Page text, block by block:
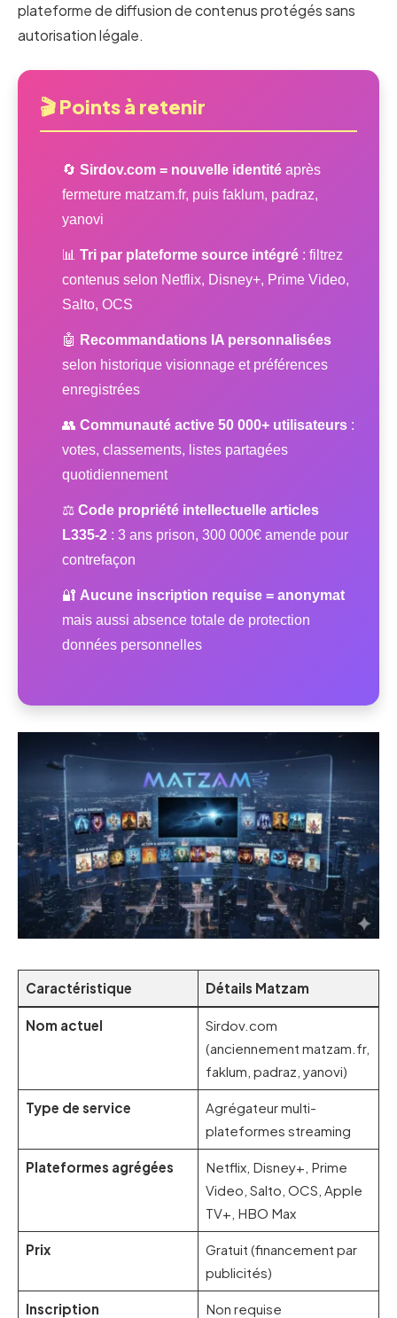
plateforme de diffusion de contenus protégés sans
autorisation légale.
🎬 Points à retenir
🔄 Sirdov.com = nouvelle identité après
fermeture matzam.fr, puis faklum, padraz,
yanovi
📊 Tri par plateforme source intégré : filtrez
contenus selon Netflix, Disney+, Prime Video,
Salto, OCS
🤖 Recommandations IA personnalisées
selon historique visionnage et préférences
enregistrées
👥 Communauté active 50 000+ utilisateurs :
votes, classements, listes partagées
quotidiennement
⚖️ Code propriété intellectuelle articles
L335-2 : 3 ans prison, 300 000€ amende pour
contrefaçon
🔐 Aucune inscription requise = anonymat
mais aussi absence totale de protection
données personnelles
Caractéristique Détails Matzam
Nom actuel
Sirdov.com
(anciennement matzam.fr,
faklum, padraz, yanovi)
Type de service
Agrégateur multi-
plateformes streaming
Plateformes agrégées
Netflix, Disney+, Prime
Video, Salto, OCS, Apple
TV+, HBO Max
Prix
Gratuit (financement par
publicités)
Inscription Non requise